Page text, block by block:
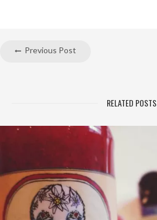
Previous Post
RELATED POSTS